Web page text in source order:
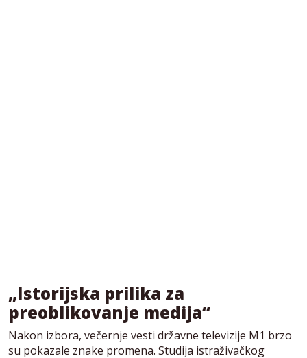
„Istorijska prilika za
preoblikovanje medija“
Nakon izbora, večernje vesti državne televizije M1 brzo
su pokazale znake promena. Studija istraživačkog